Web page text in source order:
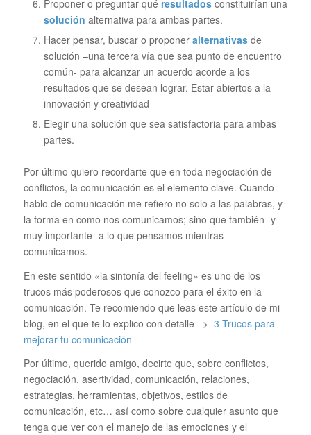
Proponer o preguntar qué resultadosconstituirían una
solución alternativa para ambas partes.
Hacer pensar, buscar o proponer alternativasde
solución –una tercera vía que sea punto de encuentro
común- para alcanzar un acuerdo acorde a los
resultados que se desean lograr. Estar abiertos a la
innovación y creatividad
Elegir una solución que sea satisfactoria para ambas
partes.
Por último quiero recordarte que en toda negociación de
conflictos, la comunicación es el elemento clave. Cuando
hablo de comunicación me refiero no solo a las palabras, y
la forma en como nos comunicamos; sino que también -y
muy importante- a lo que pensamos mientras
comunicamos.
En este sentido «la sintonía del feeling» es uno de los
trucos más poderosos que conozco para el éxito en la
comunicación. Te recomiendo que leas este artículo de mi
blog, en el que te lo explico con detalle –> 3 Trucos para
mejorar tu comunicación
Por último, querido amigo, decirte que, sobre conflictos,
negociación, asertividad, comunicación, relaciones,
estrategias, herramientas, objetivos, estilos de
comunicación, etc… así como sobre cualquier asunto que
tenga que ver con el manejo de las emociones y el